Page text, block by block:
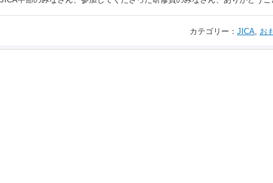
カテゴリー： JICA, お